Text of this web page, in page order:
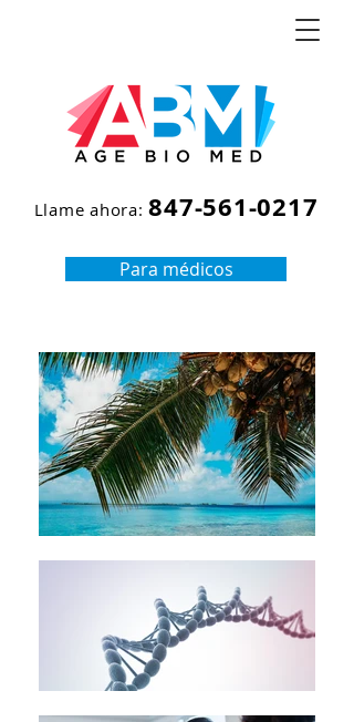
Llame ahora:847-561-0217
Para médicos